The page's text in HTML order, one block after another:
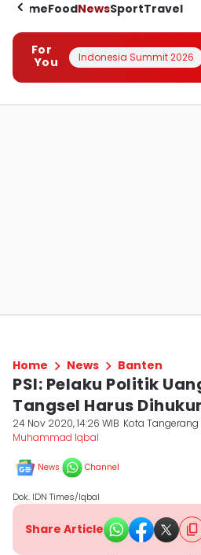
HomeFoodNewsSportTravel
For
You
Indonesia Summit 2026
Home News Banten
PSI: Pelaku Politik
Tangsel Harus
24 Nov 2020, 14:26 WIB Kota
Muhammad Iqbal
News Channel
Dok. IDN Times/Iqbal
Share Article